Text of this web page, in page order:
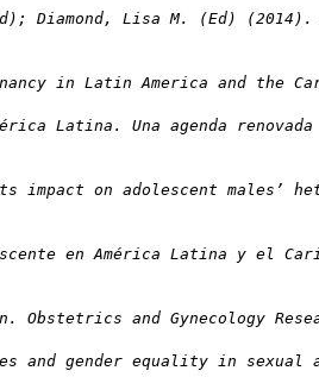
Diamond, Lisa M. (Ed)
in Latin America and the
Latina. Una agenda
on adolescent males’
en América Latina y el
Obstetrics and Gynecology
and gender equality in sexual